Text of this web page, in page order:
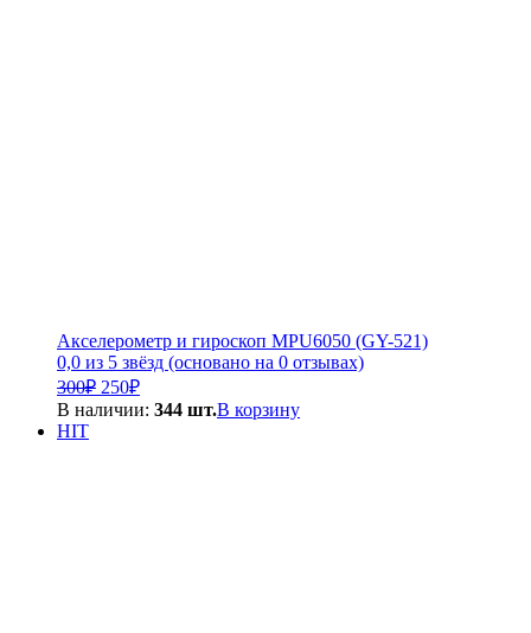
Акселерометр и гироскоп MPU6050 (GY-521)
0,0 из 5 звёзд (основано на 0 отзывах)
300₽ Первоначальная
цена
250₽Текущая
цена:
В наличии: 344 шт.В корзину
HIT